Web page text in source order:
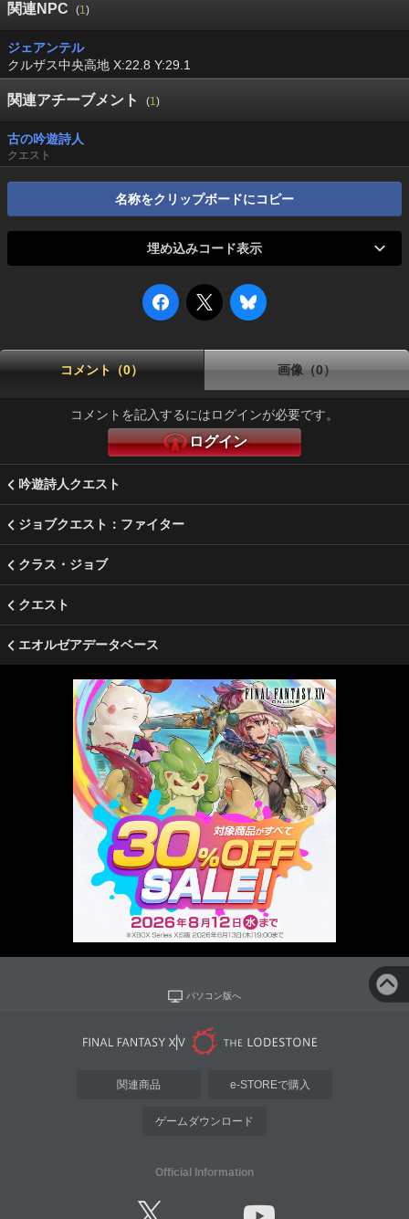
関連NPC (1)
ジェアンテル
クルザス中央高地 X:22.8 Y:29.1
関連アチーブメント (1)
古の吟遊詩人
クエスト
名称をクリップボードにコピー
埋め込みコード表示
コメント（0） 画像（0）
コメントを記入するにはログインが必要です。
ログイン
吟遊詩人クエスト
ジョブクエスト：ファイター
クラス・ジョブ
クエスト
エオルゼアデータベース
パソコン版へ
関連商品 e-STOREで購入
ゲームダウンロード
Official Information